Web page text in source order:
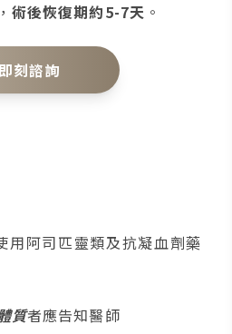
術後恢復期約5-7天 。
即刻諮詢
用阿司匹靈類及抗凝血劑藥
質者應告知醫師